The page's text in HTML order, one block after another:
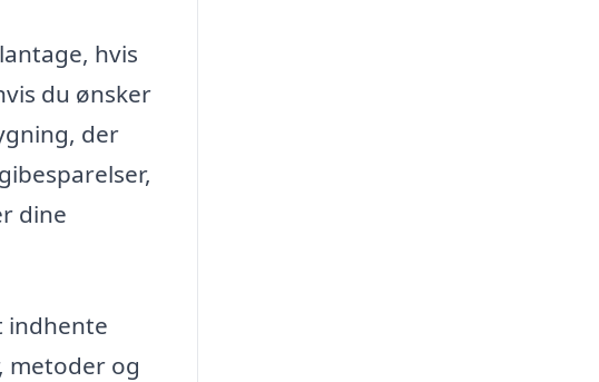
hvis
du ønsker
der
dine
indhente
metoder og